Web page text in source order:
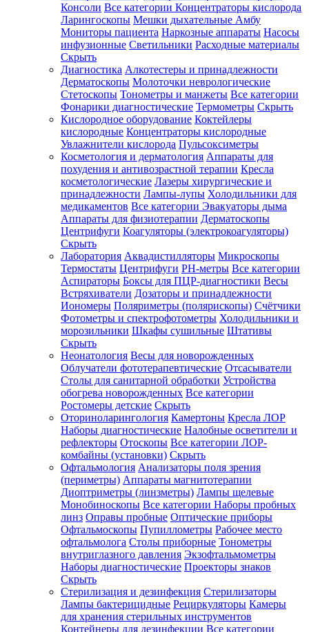
Консоли Все категории Концентраторы кислорода
Ларингоскопы Мешки дыхательные Амбу
Мониторы пациента Наркозные аппараты Насосы
инфузионные Светильники Расходные материалы
Скрыть
Диагностика Алкотестеры и принадлежности
Дерматоскопы Молоточки неврологические
Стетоскопы Тонометры и манжеты Все категории
Фонарики диагностические Термометры Скрыть
Кислородное оборудование Коктейлеры
кислородные Концентраторы кислородные
Увлажнители кислорода Пульсоксиметры
Косметология и дерматология Аппараты для
похудения и антивозрастной терапии Кресла
косметологические Лазеры хирургические и
принадлежности Лампы-лупы Холодильники для
медикаментов Все категории Эвакуаторы дыма
Аппараты для физиотерапии Дерматоскопы
Центрифуги Коагуляторы (электрокоагуляторы)
Скрыть
Лаборатория Аквадистилляторы Микроскопы
Термостаты Центрифуги PH-метры Все категории
Аспираторы Боксы для ПЦР-диагностики Весы
Встряхиватели Дозаторы и принадлежности
Иономеры Поляриметры (полярископы) Счётчики
Фотометры и спектрофотометры Холодильники и
морозильники Шкафы сушильные Штативы
Скрыть
Неонатология Весы для новорожденных
Облучатели фототерапевтические Отсасыватели
Столы для санитарной обработки Устройства
обогрева новорожденных Все категории
Ростомеры детские Скрыть
Оториноларингология Камертоны Кресла ЛОР
Наборы диагностические Налобные осветители и
рефлекторы Отоскопы Все категории ЛОР-
комбайны (установки) Скрыть
Офтальмология Анализаторы поля зрения
(периметры) Аппараты магнитотерапии
Диоптриметры (линзметры) Лампы щелевые
Монобиноскопы Все категории Наборы пробных
линз Оправы пробные Оптические приборы
Офтальмоскопы Пупиллометры Рабочее место
офтальмолога Столы приборные Тонометры
внутриглазного давления Экзофтальмометры
Наборы диагностические Проекторы знаков
Скрыть
Стерилизация и дезинфекция Стерилизаторы
Лампы бактерицидные Рециркуляторы Камеры
для хранения стерильных инструментов
Контейнеры для дезинфекции Все категории